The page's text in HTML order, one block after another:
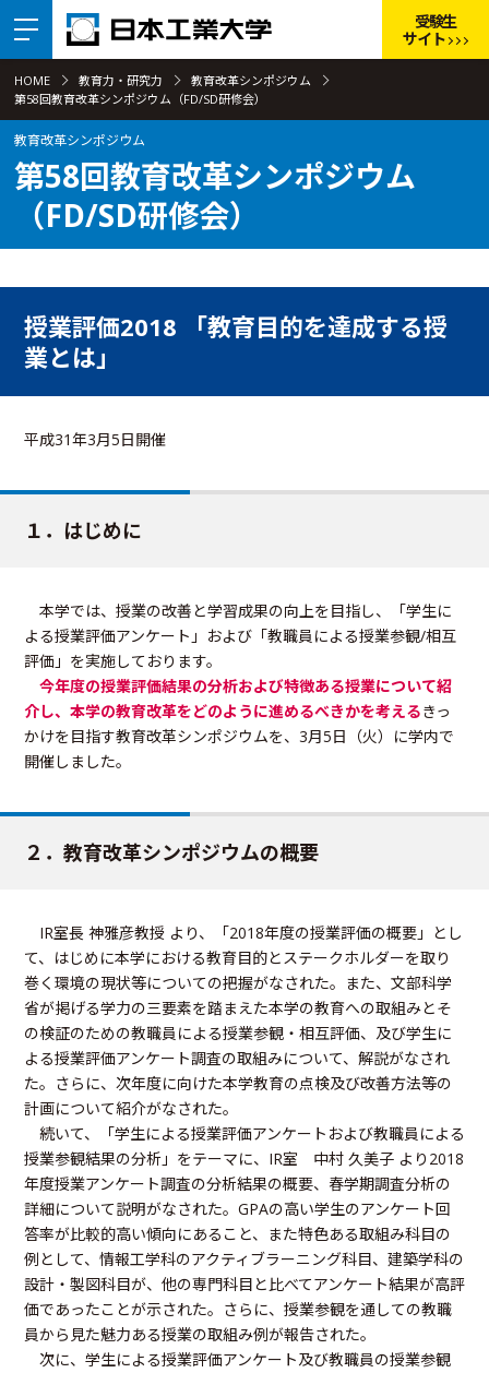
受験生
サイト
HOME 教育力・研究力
教育改革シンポジウム
第58回教育改革シンポジウム（FD/SD研修会）
教育改革シンポジウム
第58回教育改革シンポジウム
（FD/SD研修会）
授業評価2018 「教育目的を達成する授
業とは」
平成31年3月5日開催
１．はじめに
本学では、授業の改善と学習成果の向上を目指し、「学生に
よる授業評価アンケート」および「教職員による授業参観/相互
評価」を実施しております。
今年度の授業評価結果の分析および特徴ある授業について紹
介し、本学の教育改革をどのように進めるべきかを考えるきっ
かけを目指す教育改革シンポジウムを、3月5日（火）に学内で
開催しました。
２．教育改革シンポジウムの概要
IR室長 神雅彦教授 より、「2018年度の授業評価の概要」とし
て、はじめに本学における教育目的とステークホルダーを取り
巻く環境の現状等についての把握がなされた。また、文部科学
省が掲げる学力の三要素を踏まえた本学の教育への取組みとそ
の検証のための教職員による授業参観・相互評価、及び学生に
よる授業評価アンケート調査の取組みについて、解説がなされ
た。さらに、次年度に向けた本学教育の点検及び改善方法等の
計画について紹介がなされた。
続いて、「学生による授業評価アンケートおよび教職員による
授業参観結果の分析」をテーマに、IR室 中村 久美子 より2018
年度授業アンケート調査の分析結果の概要、春学期調査分析の
詳細について説明がなされた。GPAの高い学生のアンケート回
答率が比較的高い傾向にあること、また特色ある取組み科目の
例として、情報工学科のアクティブラーニング科目、建築学科の
設計・製図科目が、他の専門科目と比べてアンケート結果が高評
価であったことが示された。さらに、授業参観を通しての教職
員から見た魅力ある授業の取組み例が報告された。
次に、学生による授業評価アンケート及び教職員の授業参観